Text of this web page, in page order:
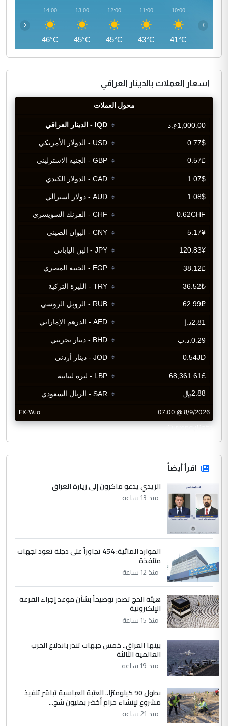
10:00
41°C
11:00
43°C
12:00
45°C
13:00
45°C
14:00
46°C
‹ ›
اسعار العملات بالدينار العراقي
CurrencyRate
اقرأ أيضاً
الزيدي يدعو ماكرون إلى زيارة العراق
منذ 13 ساعة
الموارد المائية: 454 تجاوزاً على دجلة تعود لجهات
متنفذة
منذ 12 ساعة
هيئة الحج تصدر توضيحاً بشأن موعد إجراء القرعة
الإلكترونية
منذ 15 ساعة
بينها العراق.. خمس جبهات تنذر باندلاع الحرب
العالمية الثالثة
منذ 19 ساعة
بطول 90 كيلومترًا.. العتبة العباسية تباشر تنفيذ
مشروع لإنشاء حزام أخضر بمليون شج...
منذ 21 ساعة